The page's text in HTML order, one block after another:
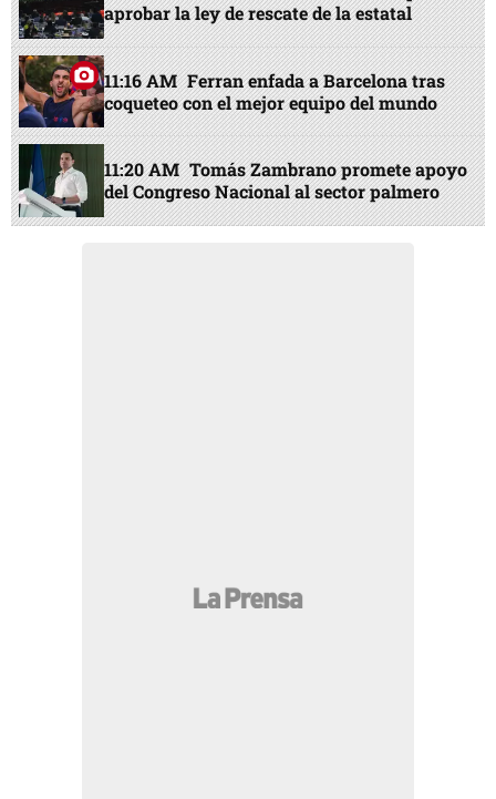
aprobar la ley de rescate de la estatal
11:16 AM Ferran enfada a Barcelona tras
coqueteo con el mejor equipo del mundo
11:20 AM Tomás Zambrano promete apoyo
del Congreso Nacional al sector palmero